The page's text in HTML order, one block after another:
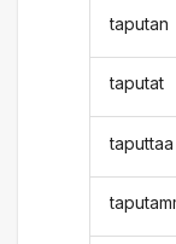
taputan
taputat
taputtaa